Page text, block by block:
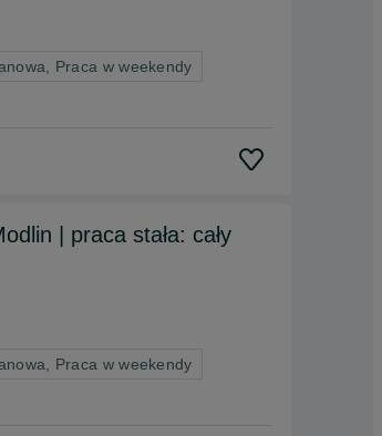
Praca w weekendy
| praca stała: cały
Praca w weekendy